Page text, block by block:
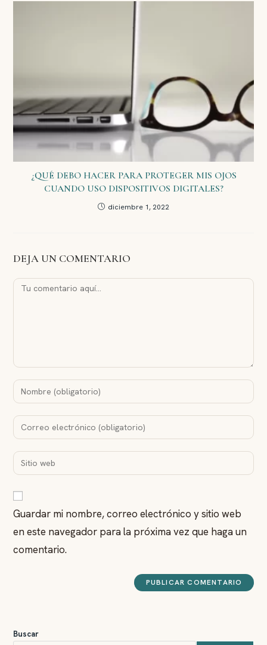
¿QUÉ DEBO HACER PARA PROTEGER MIS OJOS
CUANDO USO DISPOSITIVOS DIGITALES?
diciembre 1, 2022
DEJA UN COMENTARIO
Comentario
Introduce
tu
nombre
de
usuario
para
Introduce
tu
dirección
de
comentar
Introduce
la
de
tu
web
(opcional)
Guardar mi nombre, correo electrónico y sitio web
en este navegador para la próxima vez que haga un
comentario.
Buscar